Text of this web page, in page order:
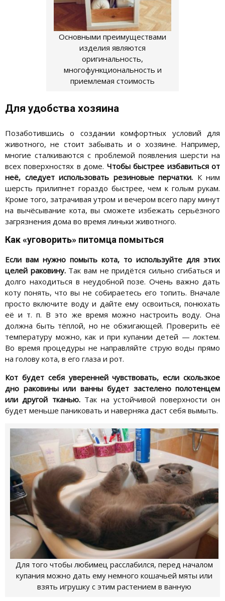
Основными преимуществами
изделия являются
оригинальность,
многофункциональность и
приемлемая стоимость
Для удобства хозяина
Позаботившись о создании комфортных условий для
животного, не стоит забывать и о хозяине. Например,
многие сталкиваются с проблемой появления шерсти на
всех поверхностях в доме. Чтобы быстрее избавиться от
неё, следует использовать резиновые перчатки. К ним
шерсть прилипнет гораздо быстрее, чем к голым рукам.
Кроме того, затрачивая утром и вечером всего пару минут
на вычёсывание кота, вы сможете избежать серьёзного
загрязнения дома во время линьки животного.
Как «уговорить» питомца помыться
Если вам нужно помыть кота, то используйте для этих
целей раковину.Так вам не придётся сильно сгибаться и
долго находиться в неудобной позе. Очень важно дать
коту понять, что вы не собираетесь его топить. Вначале
просто включите воду и дайте ему освоиться, понюхать
её и т. п. В это же время можно настроить воду. Она
должна быть тёплой, но не обжигающей. Проверить её
температуру можно, как и при купании детей — локтем.
Во время процедуры не направляйте струю воды прямо
на голову кота, в его глаза и рот.
Кот будет себя уверенней чувствовать, если скользкое
дно раковины или ванны будет застелено полотенцем
или другой тканью.Так на устойчивой поверхности он
будет меньше паниковать и наверняка даст себя вымыть.
Для того чтобы любимец расслабился, перед началом
купания можно дать ему немного кошачьей мяты или
взять игрушку с этим растением в ванную